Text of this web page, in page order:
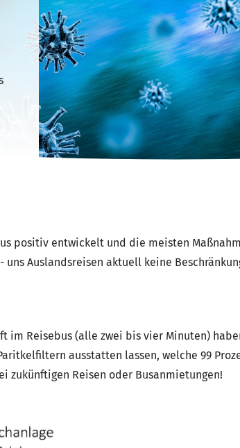
positiv entwickelt und die meisten
Auslandsreisen aktuell keine
im Reisebus (alle zwei bis vier Minuten)
ausstatten lassen, welche 99
zukünftigen Reisen oder Busanmietungen!